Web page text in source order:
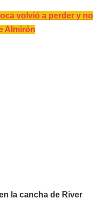
volvió a perder y no
Almirón
la cancha de River